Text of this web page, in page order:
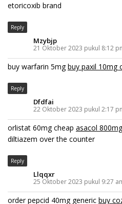
etoricoxib brand
Reply
Mzybjp
21 Oktober 2023 pukul 8:12
buy warfarin 5mgbuy paxil 10mg
Reply
Dfdfai
22 Oktober 2023 pukul 2:17
orlistat 60mg cheap asacol
diltiazem over the counter
Reply
Llqqxr
25 Oktober 2023 pukul 9:27
order pepcid 40mg generic buy